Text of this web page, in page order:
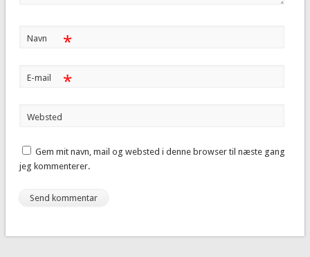
Navn *
E-mail *
Websted
Gem mit navn, mail og websted i denne browser til næste gang
jeg kommenterer.